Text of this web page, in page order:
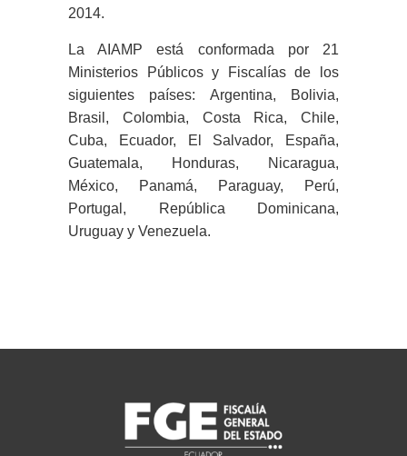
2014.
La AIAMP está conformada por 21
Ministerios Públicos y Fiscalías de los
siguientes países: Argentina, Bolivia,
Brasil, Colombia, Costa Rica, Chile,
Cuba, Ecuador, El Salvador, España,
Guatemala, Honduras, Nicaragua,
México, Panamá, Paraguay, Perú,
Portugal, República Dominicana,
Uruguay y Venezuela.